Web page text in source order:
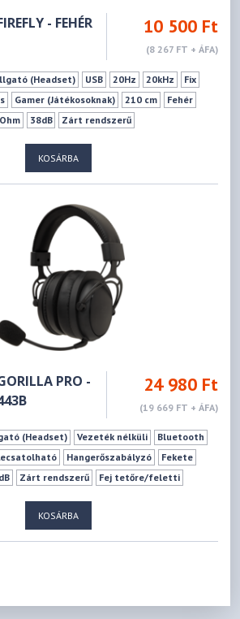
- FEHÉR
10 500 Ft
(8 267 FT + ÁFA)
(Headset) USB 20Hz 20kHz
Fix
Gamer (Játékosoknak) 210 cm
Fehér
38dB Zárt rendszerű
KOSÁRBA
PRO -
24 980 Ft
(19 669 FT + ÁFA)
(Headset) Vezeték nélküli
Bluetooth
Hangerőszabályzó
Fekete
Zárt rendszerű Fej tetőre/feletti
KOSÁRBA